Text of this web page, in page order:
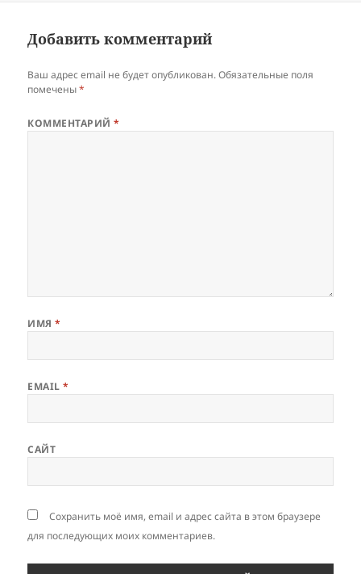
Добавить комментарий
Ваш адрес email не будет опубликован. Обязательные поля
помечены*
КОММЕНТАРИЙ*
ИМЯ*
EMAIL*
САЙТ
Сохранить моё имя, email и адрес сайта в этом браузере
для последующих моих комментариев.